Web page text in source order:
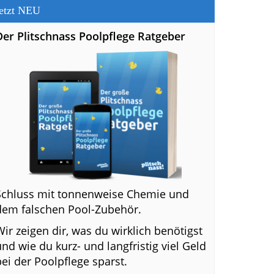
NEU
Plitschnass Poolpflege Ratgeber
mit tonnenweise Chemie und
falschen Pool-Zubehör.
zeigen dir, was du wirklich benötigst
wie du kurz- und langfristig viel Geld
der Poolpflege sparst.